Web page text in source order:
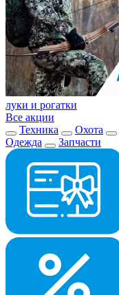
луки и рогатки
Все акции
Техника
Охота
Одежда
Запчасти